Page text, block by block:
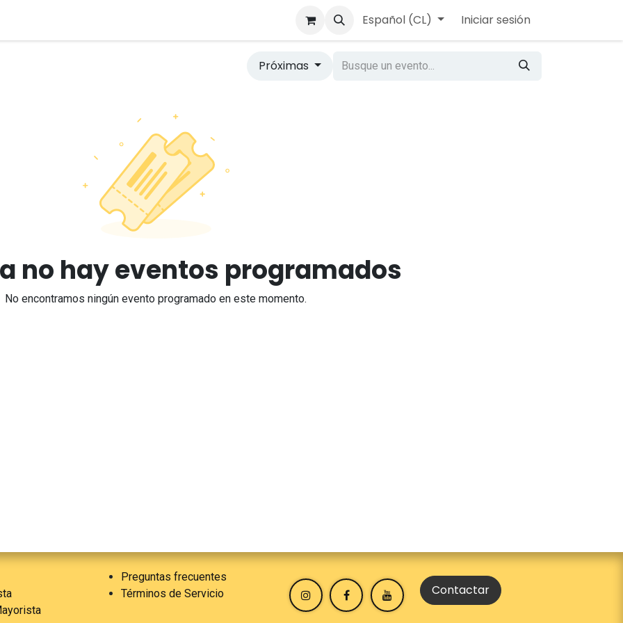
Español (CL) Iniciar sesión
Próximas
no hay eventos programados
No encontramos ningún evento programado en este momento.
Contactar
Preguntas frecuentes
Términos de Servicio